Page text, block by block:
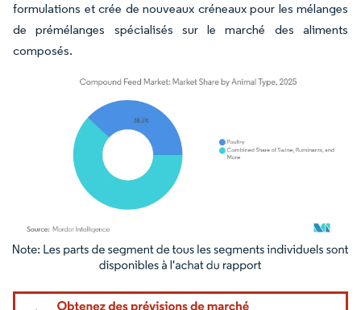
formulations et crée de nouveaux créneaux pour les mélanges
de prémélanges spécialisés sur le marché des aliments
composés.
Image © Mordor Intelligence. La réutilisation nécessite une attribution sous CC BY